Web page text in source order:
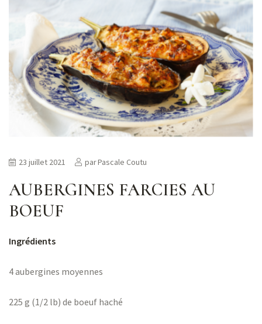
AUBERGINES FARCIES AU
BOEUF
23 juillet 2021 parPascale Coutu
Ingrédients
4 aubergines moyennes
225 g (1/2 lb) de boeuf haché